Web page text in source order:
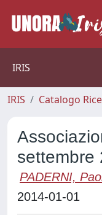
IRIS
IRIS Catalogo
settembre
PADERNI,
2014-01-01